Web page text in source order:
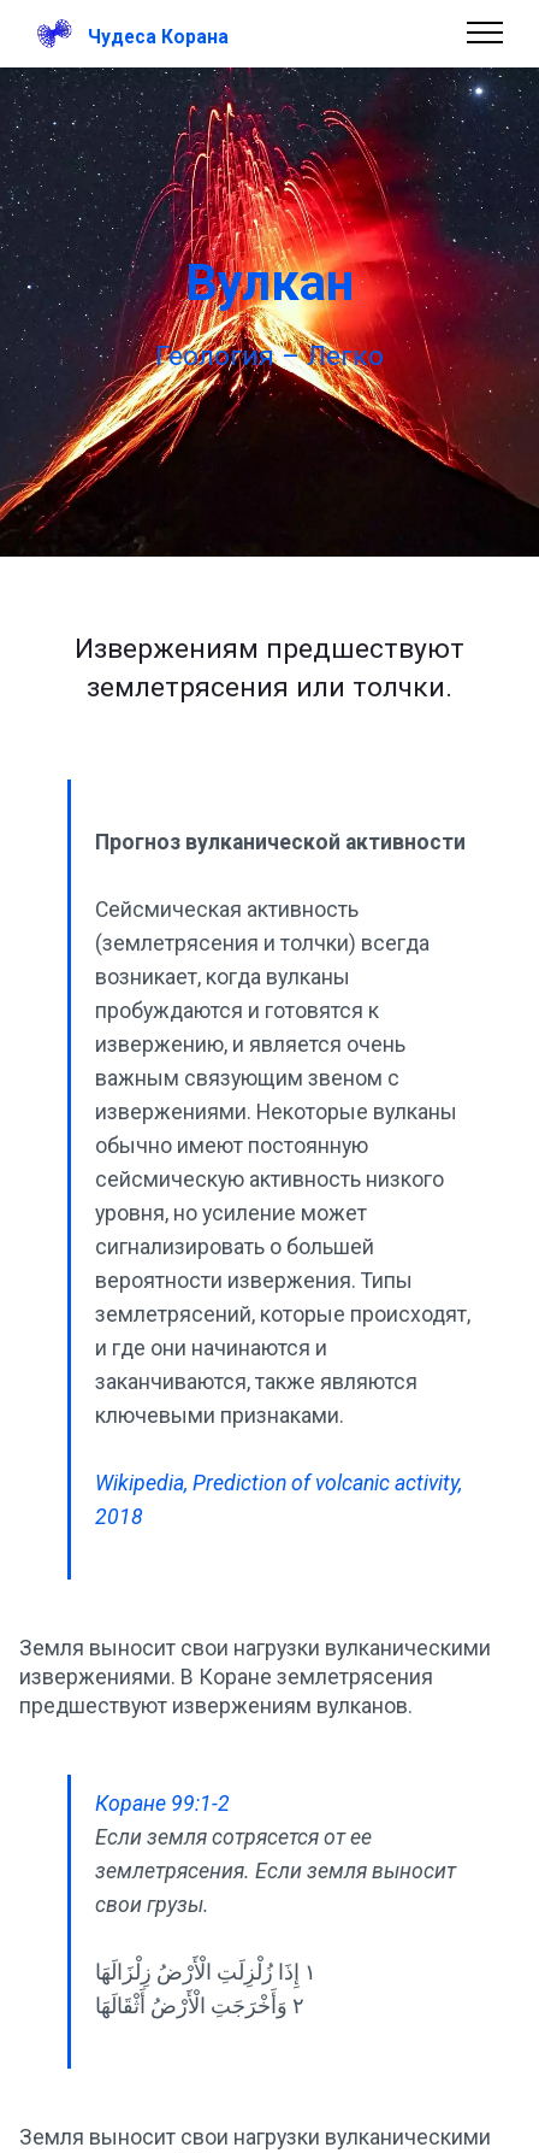
Чудеса Корана
Вулкан
Геология – Легко
Извержениям предшествуют
землетрясения или толчки.
Прогноз вулканической активности
Сейсмическая активность
(землетрясения и толчки) всегда
возникает, когда вулканы
пробуждаются и готовятся к
извержению, и является очень
важным связующим звеном с
извержениями. Некоторые вулканы
обычно имеют постоянную
сейсмическую активность низкого
уровня, но усиление может
сигнализировать о большей
вероятности извержения. Типы
землетрясений, которые происходят,
и где они начинаются и
заканчиваются, также являются
ключевыми признаками.
Wikipedia, Prediction of volcanic activity,
2018
Земля выносит свои нагрузки вулканическими
извержениями. В Коране землетрясения
предшествуют извержениям вулканов.
Коране 99:1-2
Если земля сотрясется от ее
землетрясения. Если земля выносит
свои грузы.
١ إِذَا زُلْزِلَتِ الْأَرْضُ زِلْزَالَهَا
٢ وَأَخْرَجَتِ الْأَرْضُ أَثْقَالَهَا
Земля выносит свои нагрузки вулканическими